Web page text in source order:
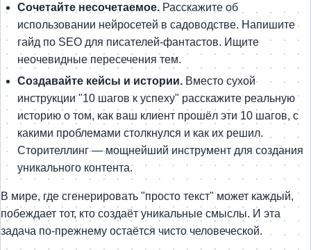
Сочетайте несочетаемое. Расскажите об
использовании нейросетей в садоводстве. Напишите
гайд по SEO для писателей-фантастов. Ищите
неочевидные пересечения тем.
Создавайте кейсы и истории. Вместо сухой
инструкции "10 шагов к успеху" расскажите реальную
историю о том, как ваш клиент прошёл эти 10 шагов, с
какими проблемами столкнулся и как их решил.
Сторителлинг — мощнейший инструмент для создания
уникального контента.
В мире, где сгенерировать "просто текст" может каждый,
побеждает тот, кто создаёт уникальные смыслы. И эта
задача по-прежнему остаётся чисто человеческой.